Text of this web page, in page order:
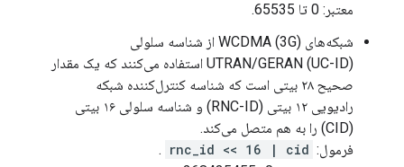
معتبر: 0 تا 65535.
شبکه‌های WCDMA (3G) از شناسه سلولی
UTRAN/GERAN (UC-ID) استفاده می‌کنند که یک مقدار
صحیح ۲۸ بیتی است که شناسه کنترل‌کننده شبکه
رادیویی ۱۲ بیتی (RNC-ID) و شناسه سلولی ۱۶ بیتی
(CID) را به هم متصل می‌کند.
فرمول: rnc_id << 16 | cid
.